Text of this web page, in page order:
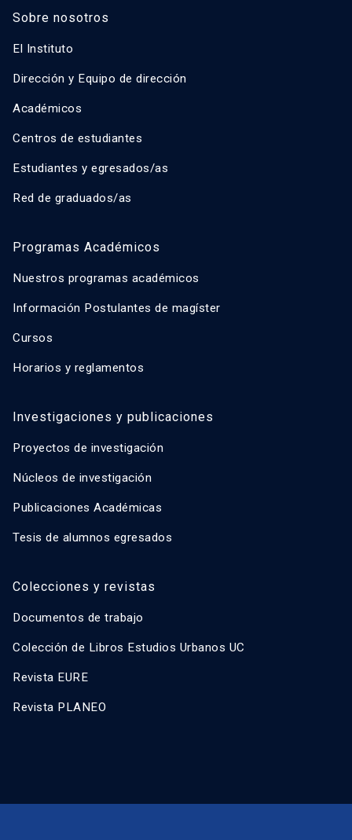
Sobre nosotros
El Instituto
Dirección y Equipo de dirección
Académicos
Centros de estudiantes
Estudiantes y egresados/as
Red de graduados/as
Programas Académicos
Nuestros programas académicos
Información Postulantes de magíster
Cursos
Horarios y reglamentos
Investigaciones y publicaciones
Proyectos de investigación
Núcleos de investigación
Publicaciones Académicas
Tesis de alumnos egresados
Colecciones y revistas
Documentos de trabajo
Colección de Libros Estudios Urbanos UC
Revista EURE
Revista PLANEO